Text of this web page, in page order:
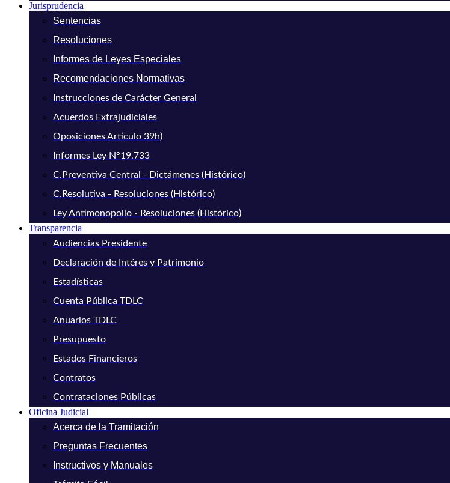
Jurisprudencia
Sentencias
Resoluciones
Informes de Leyes Especiales
Recomendaciones Normativas
Instrucciones de Carácter General
Acuerdos Extrajudiciales
Oposiciones Artículo 39h)
Informes Ley N°19.733
C.Preventiva Central - Dictámenes (Histórico)
C.Resolutiva - Resoluciones (Histórico)
Ley Antimonopolio - Resoluciones (Histórico)
Transparencia
Audiencias Presidente
Declaración de Intéres y Patrimonio
Estadísticas
Cuenta Pública TDLC
Anuarios TDLC
Presupuesto
Estados Financieros
Contratos
Contrataciones Públicas
Oficina Judicial
Acerca de la Tramitación
Preguntas Frecuentes
Instructivos y Manuales